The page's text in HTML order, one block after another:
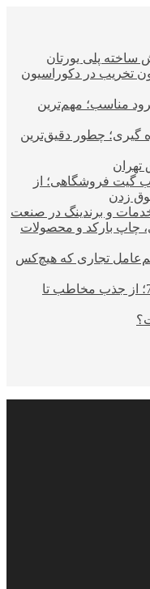
ساخته پلی یورتان
تخریب در دکوراسیون
مناسب؛ مهم‌ترین
گیری؛ چطور دقیق‌ترین
تهران
گیت فروشگاهی؛ از
زدن
و برندینگ در صنعت
چاپ بارکد و محصولات
تجاری که هیچ‌کس
خدمات شبکه‌های اجتماعی 7Panel؛ از جذب مخاطب تا